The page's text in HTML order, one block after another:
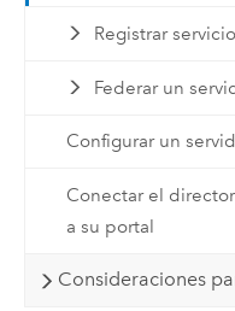
Registrar
Federar un
Configurar un
Conectar el
a su portal
Consideraciones